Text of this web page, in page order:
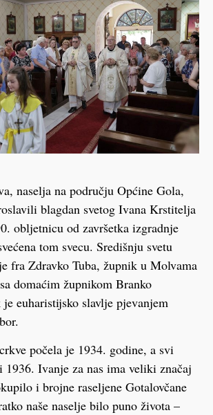
naselja na području Općine Gola,
blagdan svetog Ivana Krstitelja
obljetnicu od završetka izgradnje
tom svecu. Središnju svetu
fra Zdravko Tuba, župnik u Molvama
domaćim župnikom Branko
euharistijsko slavlje pjevanjem
počela je 1934. godine, a svi
1936. Ivanje za nas ima veliki značaj
i brojne raseljene Gotalovčane
naše naselje bilo puno života –